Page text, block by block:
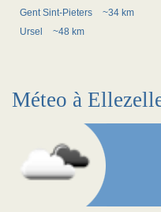
Gent Sint-Pieters
~34 km
Ursel
~48 km
Méteo à